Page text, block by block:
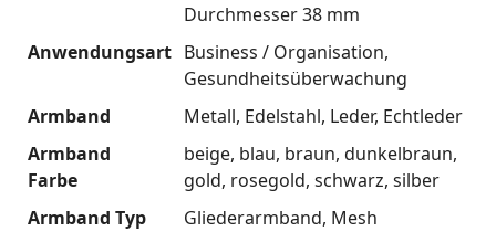
Durchmesser 38 mm
Anwendungsart Business / Organisation
Gesundheitsüberwachung
Armband
Metall Edelstahl Leder Echtleder
Armband
Farbe
beige blau braun dunkelbraun
gold rosegold schwarz silber
Armband Typ
Gliederarmband Mesh